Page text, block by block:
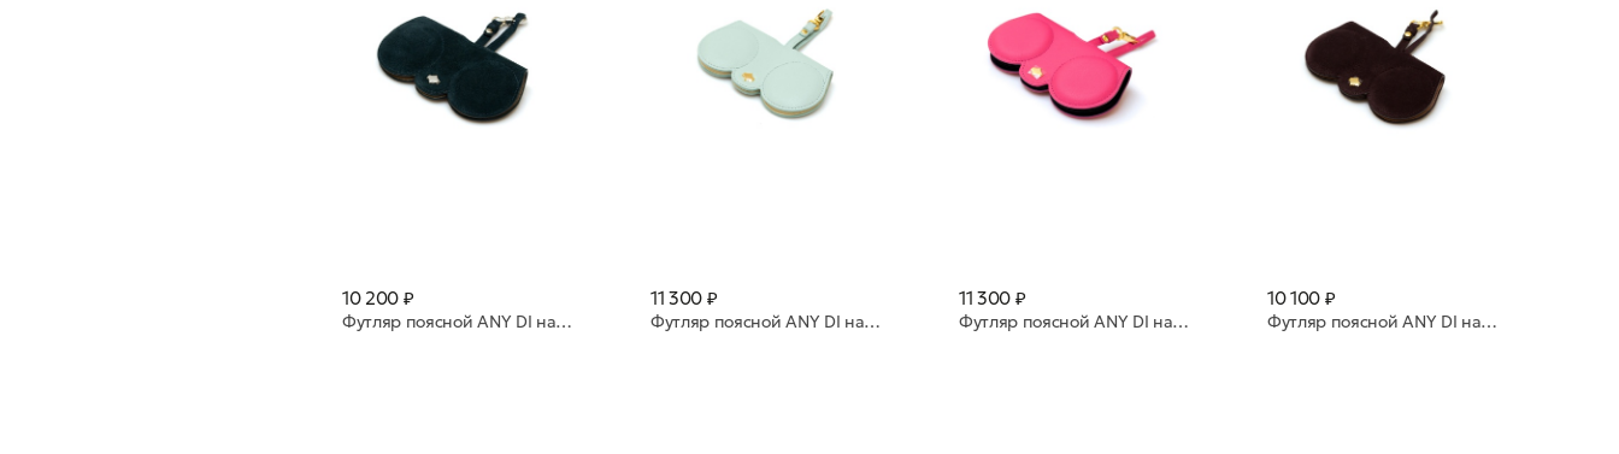
10 200 ₽
Футляр поясной ANY DI натуральная кожа SP101602 Petrol
11 300 ₽
Футляр поясной ANY DI натуральная кожа SP101602 Mint Green
11 300 ₽
Футляр поясной ANY DI натуральная кожа SP101602 Fuchsia
10 100 ₽
Футляр поясной ANY DI натуральная кожа SP101602 Acai